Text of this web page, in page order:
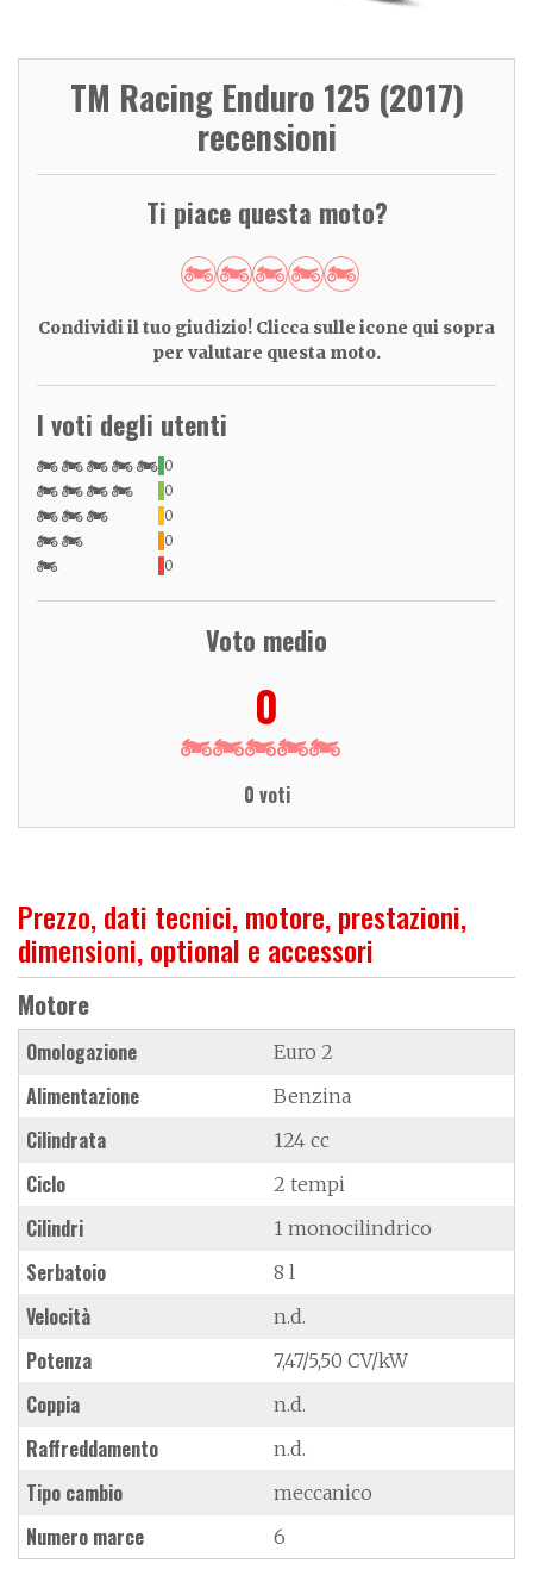
TM Racing Enduro 125 (2017)
recensioni
Ti piace questa moto?
Condividi il tuo giudizio! Clicca sulle icone qui sopra
per valutare questa moto.
I voti degli utenti
0
0
0
0
0
Voto medio
0
0 voti
Prezzo, dati tecnici, motore, prestazioni,
dimensioni, optional e accessori
Motore
Omologazione Euro 2
Alimentazione Benzina
Cilindrata 124 cc
Ciclo 2 tempi
Cilindri 1 monocilindrico
Serbatoio 8 l
Velocità n.d.
Potenza 7,47/5,50 CV/kW
Coppia n.d.
Raffreddamento n.d.
Tipo cambio meccanico
Numero marce 6